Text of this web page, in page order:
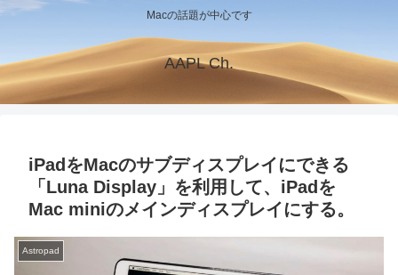
Macの話題が中心です
AAPL Ch.
iPadをMacのサブディスプレイにできる
「Luna Display」を利用して、iPadを
Mac miniのメインディスプレイにする。
Astropad